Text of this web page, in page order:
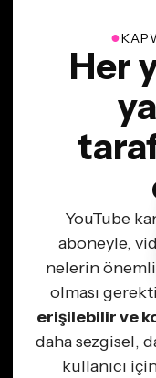
●
Her
YouTube
aboneyle,
nelerin
olması
erişilebilir ve
daha sezgisel,
kullanıcı